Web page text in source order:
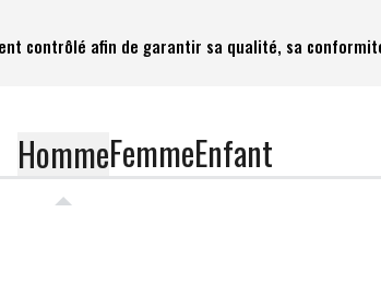
contrôlé afin de garantir sa qualité, sa
HommeFemmeEnfant